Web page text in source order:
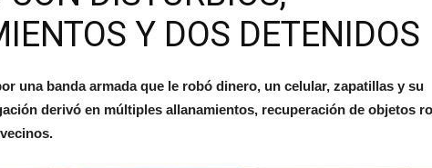
Y DOS DETENIDOS
una banda armada que le robó dinero, un celular, zapatillas y su
derivó en múltiples allanamientos, recuperación de objetos